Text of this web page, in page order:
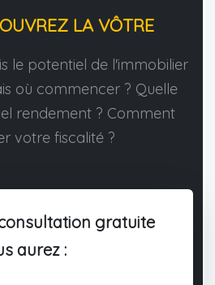
LA VÔTRE
le potentiel de l'immobilier
où commencer ? Quelle
rendement ? Comment
votre fiscalité ?
gratuite
aurez :